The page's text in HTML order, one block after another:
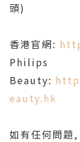
頭)
香港官網:
Philips
Beauty:
eauty.hk
如有任何問題